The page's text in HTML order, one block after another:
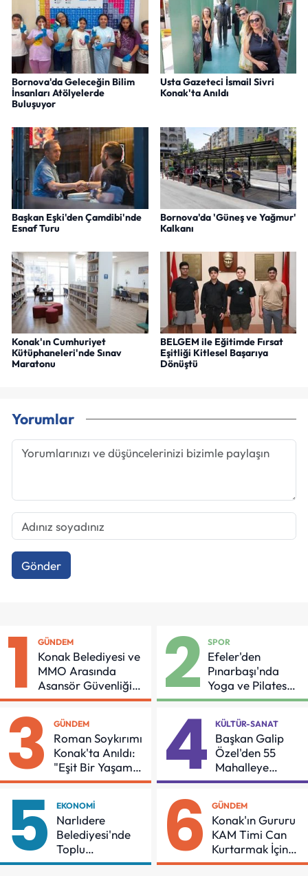
Bornova'da Geleceğin Bilim
İnsanları Atölyelerde
Buluşuyor
Usta Gazeteci İsmail Sivri
Konak'ta Anıldı
Başkan Eşki'den Çamdibi'nde
Esnaf Turu
Bornova'da 'Güneş ve Yağmur'
Kalkanı
Konak'ın Cumhuriyet
Kütüphaneleri'nde Sınav
Maratonu
BELGEM ile Eğitimde Fırsat
Eşitliği Kitlesel Başarıya
Dönüştü
Yorumlar
Gönder
1 GÜNDEM
Konak Belediyesi ve
MMO Arasında
Asansör Güvenliği
İçin Önemli Protokol
2 SPOR
Efeler'den
Pınarbaşı'nda
Yoga ve Pilates
Buluşması
3 GÜNDEM
Roman Soykırımı
Konak'ta Anıldı:
"Eşit Bir Yaşam
İçin Mücadeleyi
4 KÜLTÜR-SANAT
Başkan Galip
Özel'den 55
Mahalleye
Çocuk Şenliği
5 EKONOMI
Narlıdere
Belediyesi'nde
Toplu
Sözleşmeye
6 GÜNDEM
Konak'ın Gururu
KAM Timi Can
Kurtarmak İçin
Demir Aldı